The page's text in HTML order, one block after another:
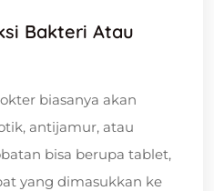
Bakteri Atau
biasanya akan
antijamur, atau
bisa berupa tablet,
yang dimasukkan ke